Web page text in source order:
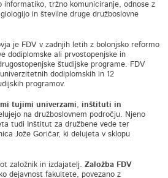
informatiko, tržno komuniciranje, odnose z
in številne druge družboslovne
je FDV v zadnjih letih z bolonjsko reformo
dodiplomske ali prvostopenjske in
študijske programe. FDV
dodiplomskih in 12
programov.
tujimi univerzami, inštituti in
na družboslovnem področju. Njeno
tudi Inštitut za družbene vede ter
Jože Goričar, ki delujeta v sklopu
založnik in izdajatelj.Založba FDV
dejavnost fakultete, povezano z